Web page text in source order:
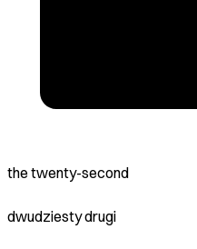
the twenty-second
dwudziesty drugi